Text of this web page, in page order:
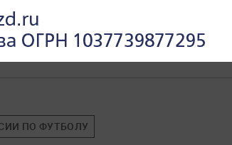
на поправки в российскую
ПО ФУТБОЛУ